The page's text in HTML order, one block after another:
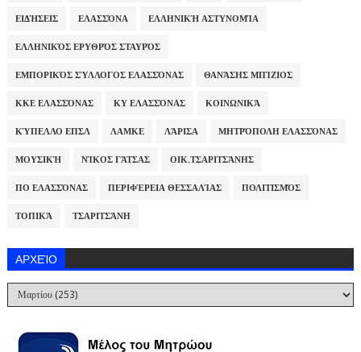
ΕΙΔΉΣΕΙΣ ΕΛΑΣΣΌΝΑ ΕΛΛΗΝΙΚΉ ΑΣΤΥΝΟΜΊΑ
ΕΛΛΗΝΙΚΌΣ ΕΡΥΘΡΌΣ ΣΤΑΥΡΌΣ
ΕΜΠΟΡΙΚΌΣ ΣΎΛΛΟΓΟΣ ΕΛΑΣΣΌΝΑΣ ΘΑΝΆΣΗΣ ΜΠΊΖΙΟΣ
ΚΚΕ ΕΛΑΣΣΌΝΑΣ ΚΥ ΕΛΑΣΣΌΝΑΣ ΚΟΙΝΩΝΙΚΆ
ΚΎΠΕΛΛΟ ΕΠΣΛ ΛΑΜΚΕ ΛΆΡΙΣΑ ΜΗΤΡΌΠΟΛΗ ΕΛΑΣΣΌΝΑΣ
ΜΟΥΣΙΚΉ ΝΊΚΟΣ ΓΆΤΣΑΣ ΟΙΚ.ΤΣΑΡΙΤΣΆΝΗΣ
ΠΟ ΕΛΑΣΣΌΝΑΣ ΠΕΡΙΦΈΡΕΙΑ ΘΕΣΣΑΛΊΑΣ ΠΟΛΙΤΙΣΜΌΣ
ΤΟΠΙΚΆ ΤΣΑΡΙΤΣΆΝΗ
ΑΡΧΕΊΟ